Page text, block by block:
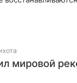
мировой